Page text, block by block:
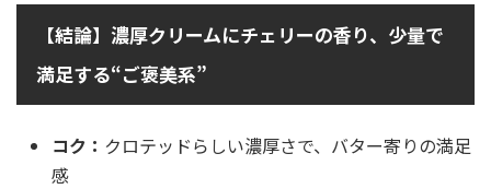
【結論】濃厚クリームにチェリーの香り、少量で
満足する“ご褒美系”
コク： クロテッドらしい濃厚さで、バター寄りの満足
感